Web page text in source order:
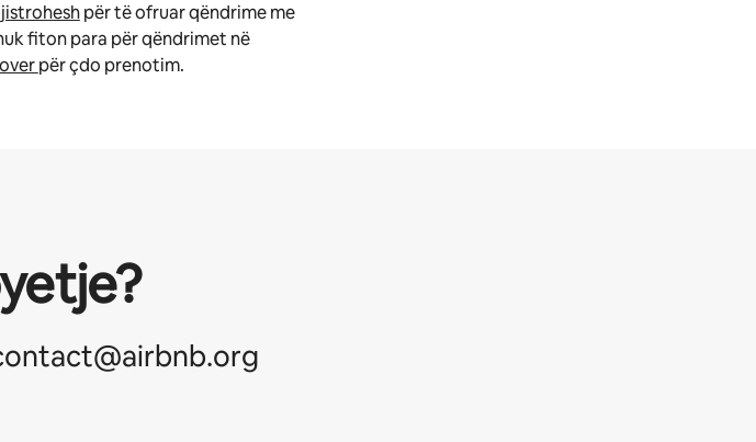
për të ofruar qëndrime me
fiton para për qëndrimet në
për çdo prenotim.